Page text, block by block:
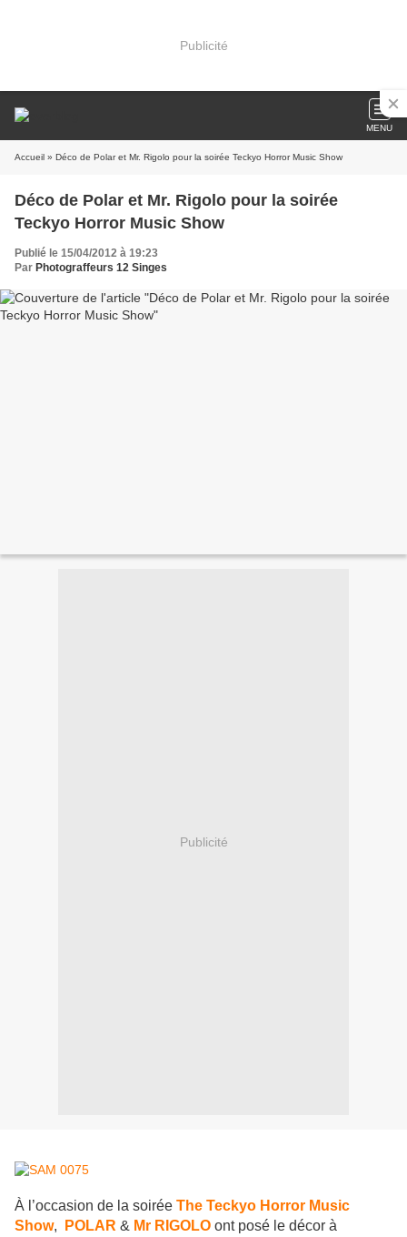
Publicité
MENU
Accueil » Déco de Polar et Mr. Rigolo pour la soirée Teckyo Horror Music Show
Déco de Polar et Mr. Rigolo pour la soirée
Teckyo Horror Music Show
Publié le 15/04/2012 à 19:23
Par Photograffeurs 12 Singes
Publicité
À l’occasion de la soirée The Teckyo Horror Music
Show, POLAR & Mr RIGOLO ont posé le décor à